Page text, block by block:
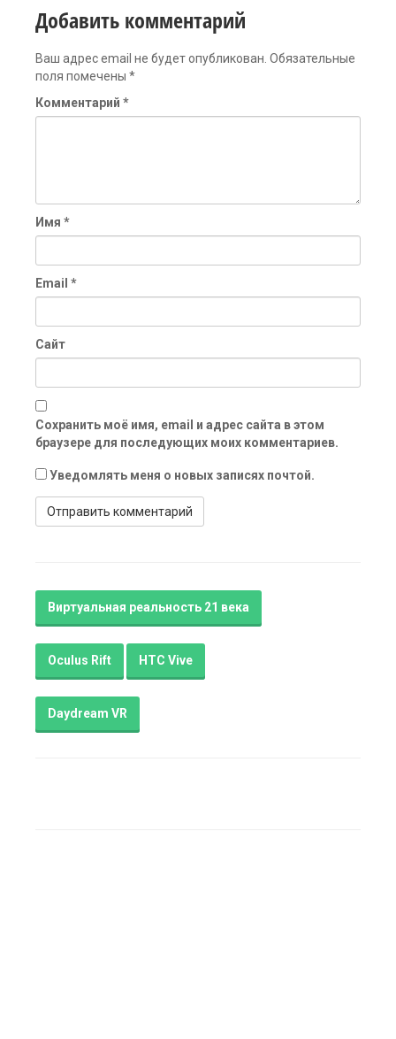
Добавить комментарий
Ваш адрес email не будет опубликован. Обязательные
поля помечены *
Комментарий *
Имя *
Email *
Сайт
Сохранить моё имя, email и адрес сайта в этом
браузере для последующих моих комментариев.
Уведомлять меня о новых записях почтой.
Виртуальная реальность 21 века
Oculus Rift HTC Vive
Daydream VR